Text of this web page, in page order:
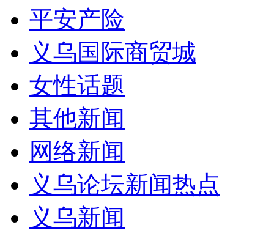
平安产险
义乌国际商贸城
女性话题
其他新闻
网络新闻
义乌论坛新闻热点
义乌新闻